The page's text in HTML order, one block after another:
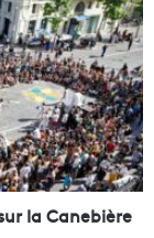
la Canebière